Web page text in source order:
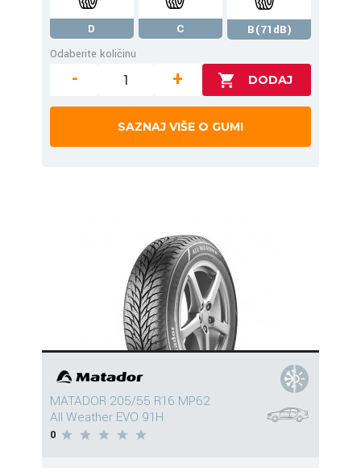
D C
B(71dB)
Odaberite količinu
- +
SAZNAJ VIŠE O GUMI
MATADOR 205/55 R16 MP62
All Weather EVO 91H
0